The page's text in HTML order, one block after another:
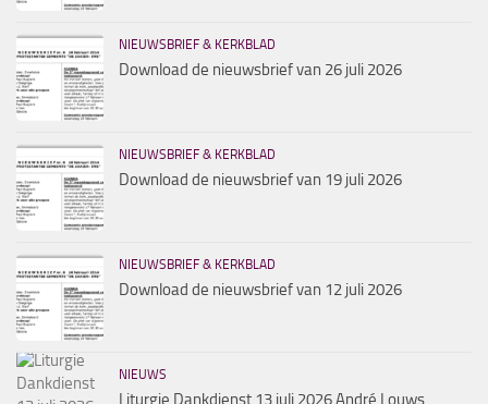
NIEUWSBRIEF & KERKBLAD
Download de nieuwsbrief van 26 juli 2026
NIEUWSBRIEF & KERKBLAD
Download de nieuwsbrief van 19 juli 2026
NIEUWSBRIEF & KERKBLAD
Download de nieuwsbrief van 12 juli 2026
NIEUWS
Liturgie Dankdienst 13 juli 2026 André Louws